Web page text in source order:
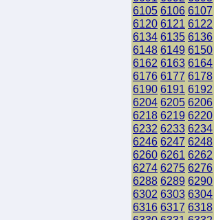
6105 6106 6107
6120 6121 6122
6134 6135 6136
6148 6149 6150
6162 6163 6164
6176 6177 6178
6190 6191 6192
6204 6205 6206
6218 6219 6220
6232 6233 6234
6246 6247 6248
6260 6261 6262
6274 6275 6276
6288 6289 6290
6302 6303 6304
6316 6317 6318